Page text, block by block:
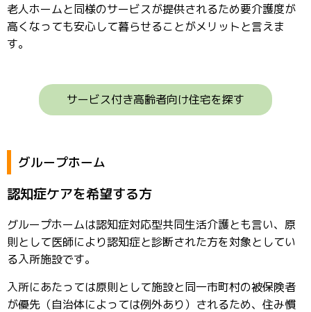
老人ホームと同様のサービスが提供されるため要介護度が
高くなっても安心して暮らせることがメリットと言えま
す。
サービス付き高齢者向け住宅を探す
グループホーム
認知症ケアを希望する方
グループホームは認知症対応型共同生活介護とも言い、原
則として医師により認知症と診断された方を対象としてい
る入所施設です。
入所にあたっては原則として施設と同一市町村の被保険者
が優先（自治体によっては例外あり）されるため、住み慣